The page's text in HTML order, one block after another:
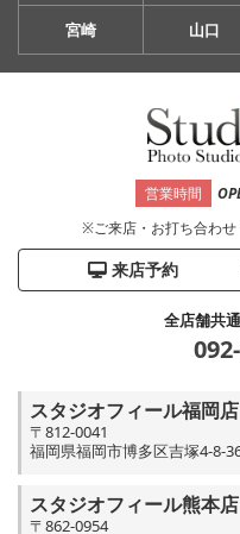
宮崎 山口
営業時間
※ご来店・お打ち合わせ
来店予約
全店舗共
スタジオフィール福岡店
〒812-0041
福岡県福岡市博多区吉塚4-8-
スタジオフィール熊本店
〒862-0954